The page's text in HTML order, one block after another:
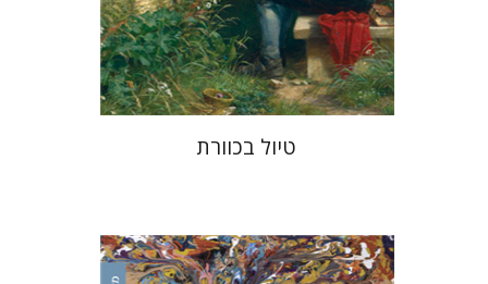
עכשיו בהנחה
$46
$34
טיול בכוורת